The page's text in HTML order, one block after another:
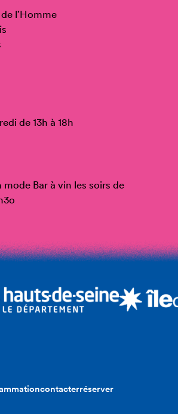
l’Homme
de 13h à 18h
Bar à vin les soirs de
contacterréserver